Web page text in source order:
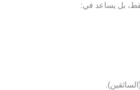
بل يساعد في: